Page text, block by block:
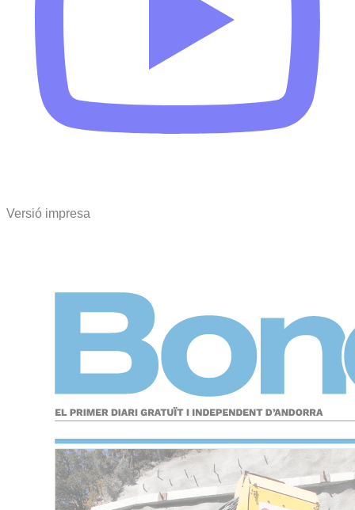
Versió impresa